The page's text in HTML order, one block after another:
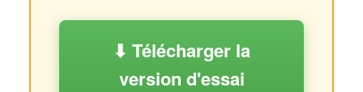
⬇ Télécharger la
version d'essai